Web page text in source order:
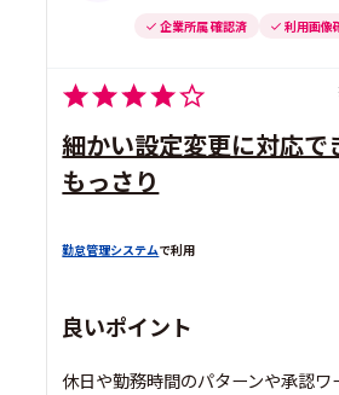
企業所属 確認済 利用画像
細かい設定変更に対応で
もっさり
勤怠管理システムで利用
良いポイント
休日や勤務時間のパターンや承認ワ